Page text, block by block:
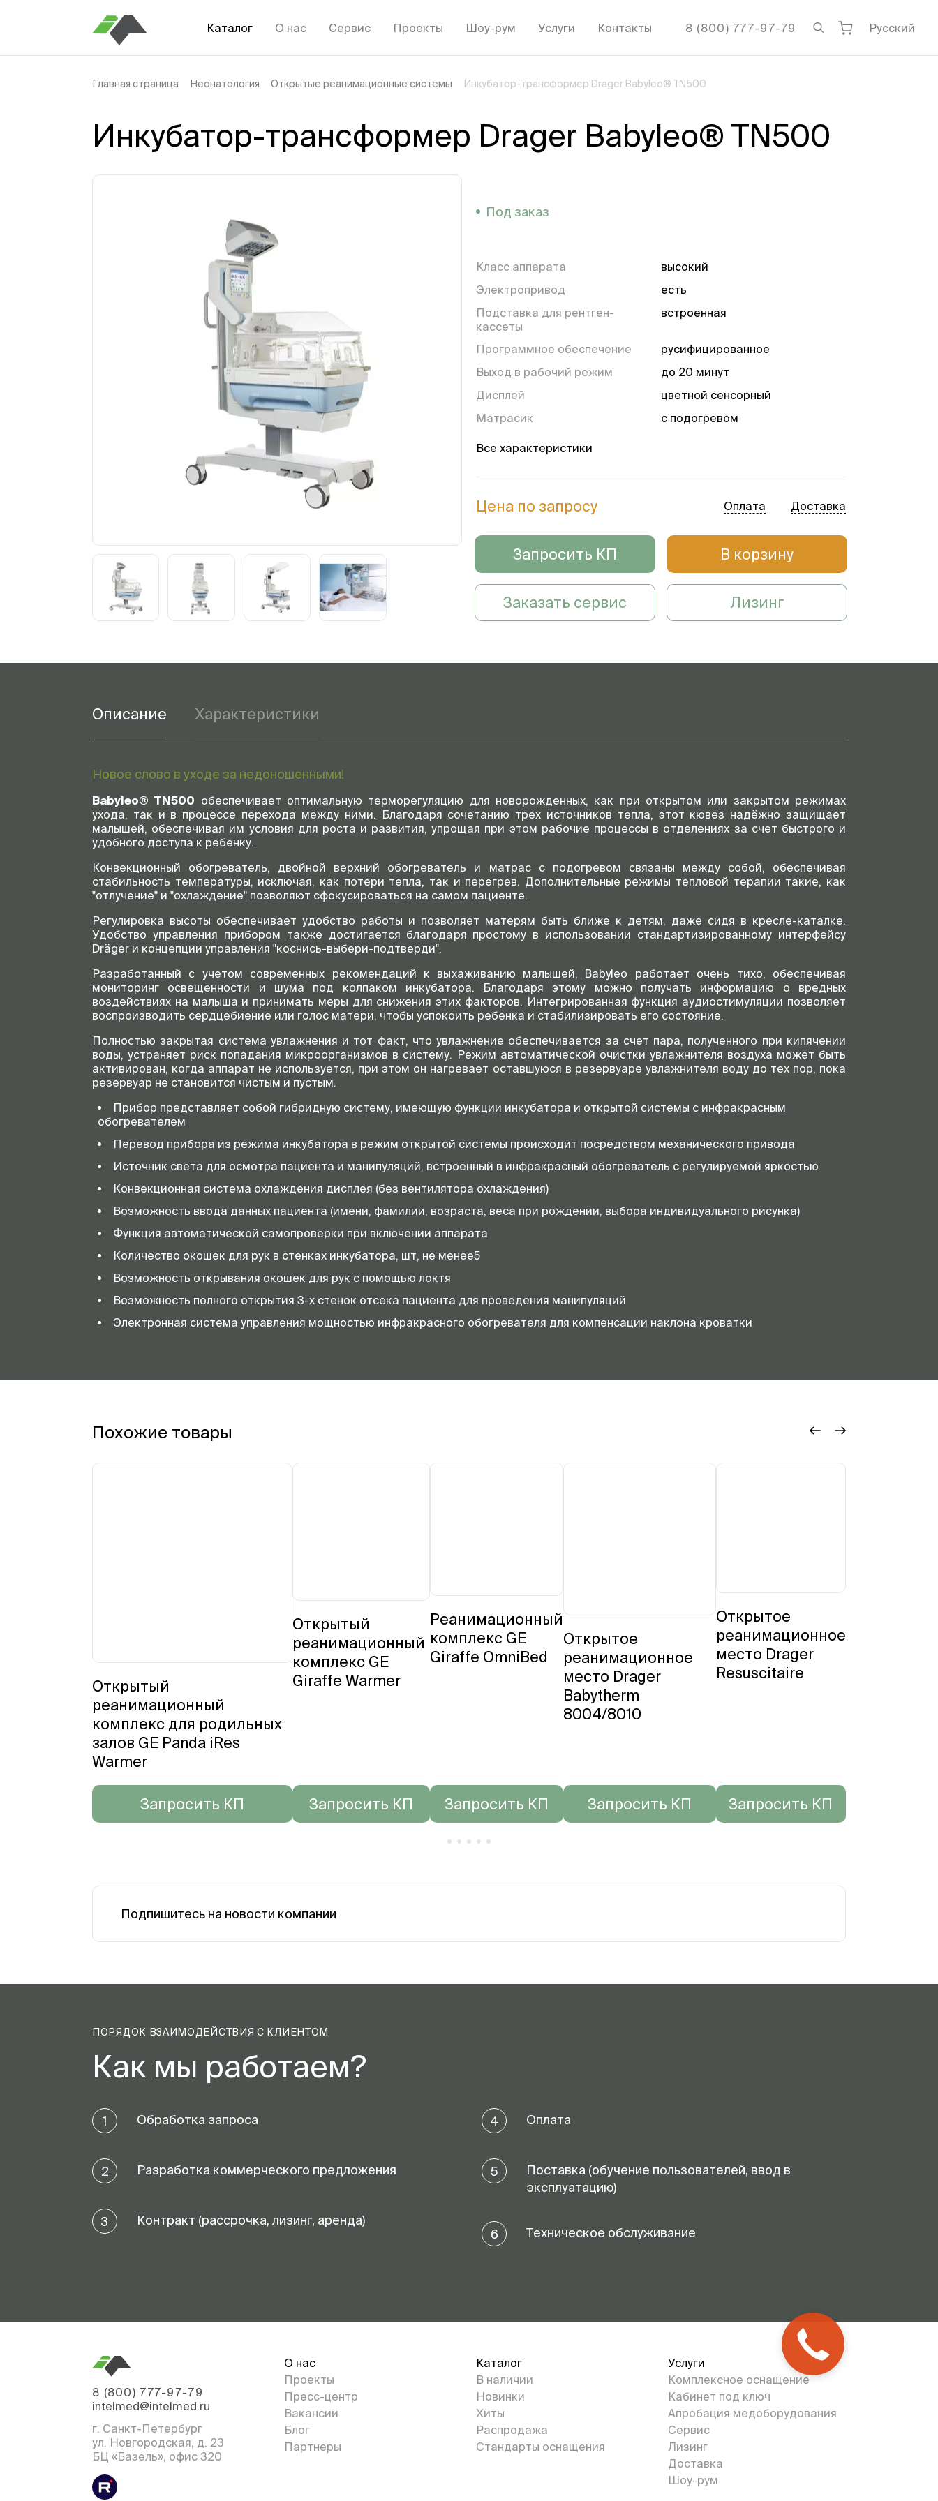
Каталог О нас Сервис Проекты Шоу-рум Услуги Контакты 8 (800) 777-97-79 Русский
Главная страница Неонатология Открытые реанимационные системы Инкубатор-трансформер Drager Babyleo® TN500
Инкубатор-трансформер Drager Babyleo® TN500
Под заказ
Класс аппарата
высокий
Электропривод
есть
Подставка для рентген-
кассеты
встроенная
Программное обеспечение
русифицированное
Выход в рабочий режим
до 20 минут
Дисплей
цветной сенсорный
Матрасик
с подогревом
Все характеристики
Цена по запросу Оплата Доставка
Запросить КП В корзину
Заказать сервис Лизинг
Описание Характеристики
Новое слово в уходе за недоношенными!
Babyleo® TN500 обеспечивает оптимальную терморегуляцию для новорожденных, как при открытом или закрытом режимах
ухода, так и в процессе перехода между ними. Благодаря сочетанию трех источников тепла, этот кювез надёжно защищает
малышей, обеспечивая им условия для роста и развития, упрощая при этом рабочие процессы в отделениях за счет быстрого и
удобного доступа к ребенку.
Конвекционный обогреватель, двойной верхний обогреватель и матрас с подогревом связаны между собой, обеспечивая
стабильность температуры, исключая, как потери тепла, так и перегрев. Дополнительные режимы тепловой терапии такие, как
"отлучение" и "охлаждение" позволяют сфокусироваться на самом пациенте.
Регулировка высоты обеспечивает удобство работы и позволяет матерям быть ближе к детям, даже сидя в кресле-каталке.
Удобство управления прибором также достигается благодаря простому в использовании стандартизированному интерфейсу
Dräger и концепции управления "коcнись-выбери-подтверди".
Разработанный с учетом современных рекомендаций к выхаживанию малышей, Babyleo работает очень тихо, обеспечивая
мониторинг освещенности и шума под колпаком инкубатора. Благодаря этому можно получать информацию о вредных
воздействиях на малыша и принимать меры для снижения этих факторов. Интегрированная функция аудиостимуляции позволяет
воспроизводить сердцебиение или голос матери, чтобы успокоить ребенка и стабилизировать его состояние.
Полностью закрытая система увлажнения и тот факт, что увлажнение обеспечивается за счет пара, полученного при кипячении
воды, устраняет риск попадания микроорганизмов в систему. Режим автоматической очистки увлажнителя воздуха может быть
активирован, когда аппарат не используется, при этом он нагревает оставшуюся в резервуаре увлажнителя воду до тех пор, пока
резервуар не становится чистым и пустым.
Прибор представляет собой гибридную систему, имеющую функции инкубатора и открытой системы с инфракрасным
обогревателем
Перевод прибора из режима инкубатора в режим открытой системы происходит посредством механического привода
Источник света для осмотра пациента и манипуляций, встроенный в инфракрасный обогреватель с регулируемой яркостью
Конвекционная система охлаждения дисплея (без вентилятора охлаждения)
Возможность ввода данных пациента (имени, фамилии, возраста, веса при рождении, выбора индивидуального рисунка)
Функция автоматической самопроверки при включении аппарата
Количество окошек для рук в стенках инкубатора, шт, не менее5
Возможность открывания окошек для рук с помощью локтя
Возможность полного открытия 3-х стенок отсека пациента для проведения манипуляций
Электронная система управления мощностью инфракрасного обогревателя для компенсации наклона кроватки
Похожие товары
Открытый
реанимационный
комплекс для родильных
залов GE Panda iRes
Warmer
Запросить КП
Открытый
реанимационный
комплекс GE
Giraffe Warmer
Запросить КП
Реанимационный
комплекс GE
Giraffe OmniBed
Запросить КП
Открытое
реанимационное
место Drager
Babytherm
8004/8010
Запросить КП
Открытое
реанимационное
место Drager
Resuscitaire
Запросить КП
Подпишитесь на новости компании
ПОРЯДОК ВЗАИМОДЕЙСТВИЯ С КЛИЕНТОМ
Как мы работаем?
1 Обработка запроса
2 Разработка коммерческого предложения
3 Контракт (рассрочка, лизинг, аренда)
4 Оплата
5
Поставка (обучение пользователей, ввод в
эксплуатацию)
6 Техническое обслуживание
8 (800) 777-97-79
intelmed@intelmed.ru
г. Санкт-Петербург
ул. Новгородская, д. 23
БЦ «Базель», офис 320
О нас
Проекты
Пресс-центр
Вакансии
Блог
Партнеры
Каталог
В наличии
Новинки
Хиты
Распродажа
Стандарты оснащения
Услуги
Комплексное оснащение
Кабинет под ключ
Апробация медоборудования
Сервис
Лизинг
Доставка
Шоу-рум